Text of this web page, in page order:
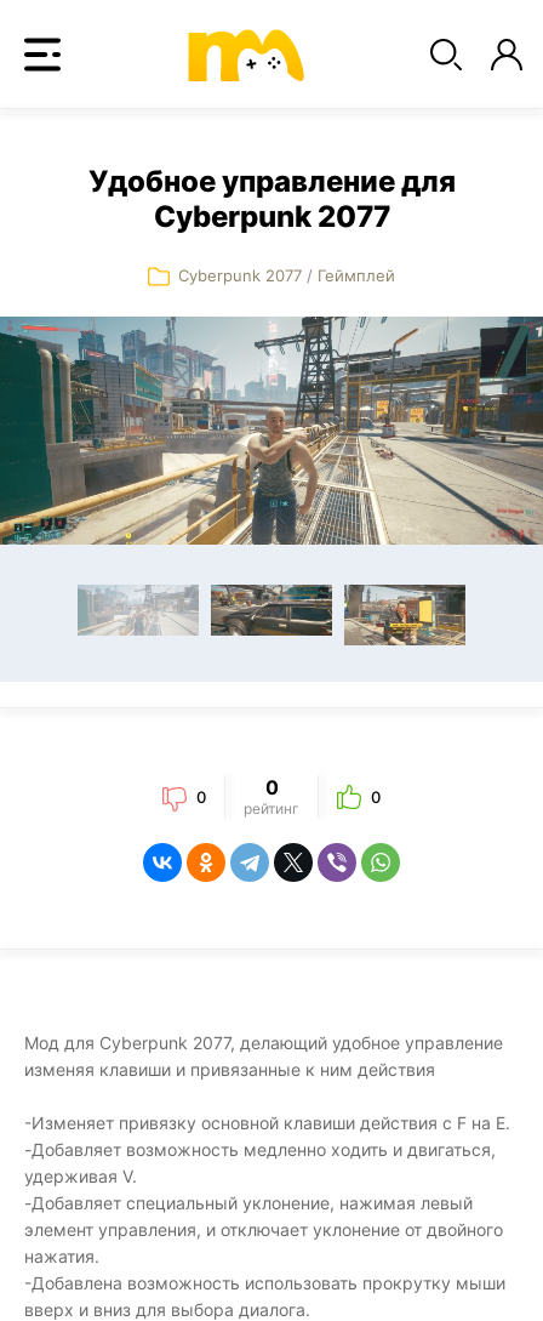
Удобное управление для
Cyberpunk 2077
Cyberpunk 2077 / Геймплей
0 0
рейтинг
0
Мод для Cyberpunk 2077, делающий удобное управление
изменяя клавиши и привязанные к ним действия
-Изменяет привязку основной клавиши действия с F на E.
-Добавляет возможность медленно ходить и двигаться,
удерживая V.
-Добавляет специальный уклонение, нажимая левый
элемент управления, и отключает уклонение от двойного
нажатия.
-Добавлена ​​возможность использовать прокрутку мыши
вверх и вниз для выбора диалога.